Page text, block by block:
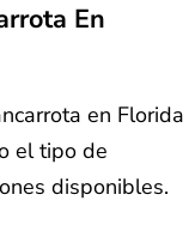
En
en Florida
el tipo de
disponibles.